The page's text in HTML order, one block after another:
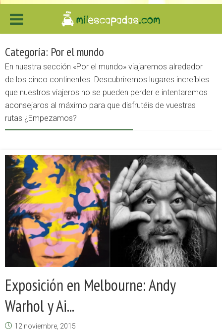
Categoría: Por el mundo
En nuestra sección «Por el mundo» viajaremos alrededor
de los cinco continentes. Descubriremos lugares increíbles
que nuestros viajeros no se pueden perder e intentaremos
aconsejaros al máximo para que disfrutéis de vuestras
rutas ¿Empezamos?
Exposición en Melbourne: Andy
Warhol y Ai...
12 noviembre, 2015